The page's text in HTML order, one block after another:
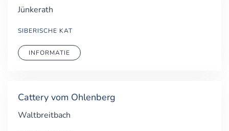
Jünkerath
SIBERISCHE KAT
INFORMATIE
Cattery vom Ohlenberg
Waltbreitbach